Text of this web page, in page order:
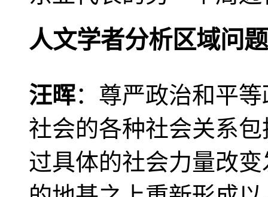
人文学者分析区域问题
汪晖：尊严政治和平
社会的各种社会关系
过具体的社会力量改